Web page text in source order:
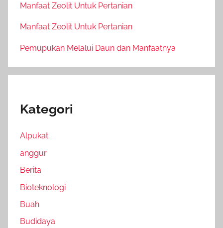
Manfaat Zeolit Untuk Pertanian
Manfaat Zeolit Untuk Pertanian
Pemupukan Melalui Daun dan Manfaatnya
Kategori
Alpukat
anggur
Berita
Bioteknologi
Buah
Budidaya